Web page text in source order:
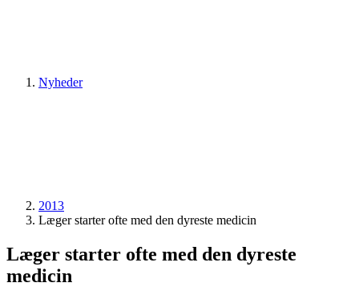
Nyheder
2013
Læger starter ofte med den dyreste medicin
Læger starter ofte med den dyreste
medicin